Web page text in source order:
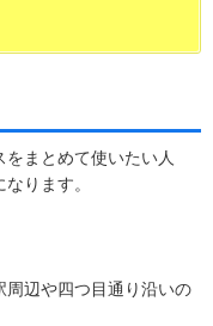
まとめて使いたい人
ります。
辺や四つ目通り沿いの